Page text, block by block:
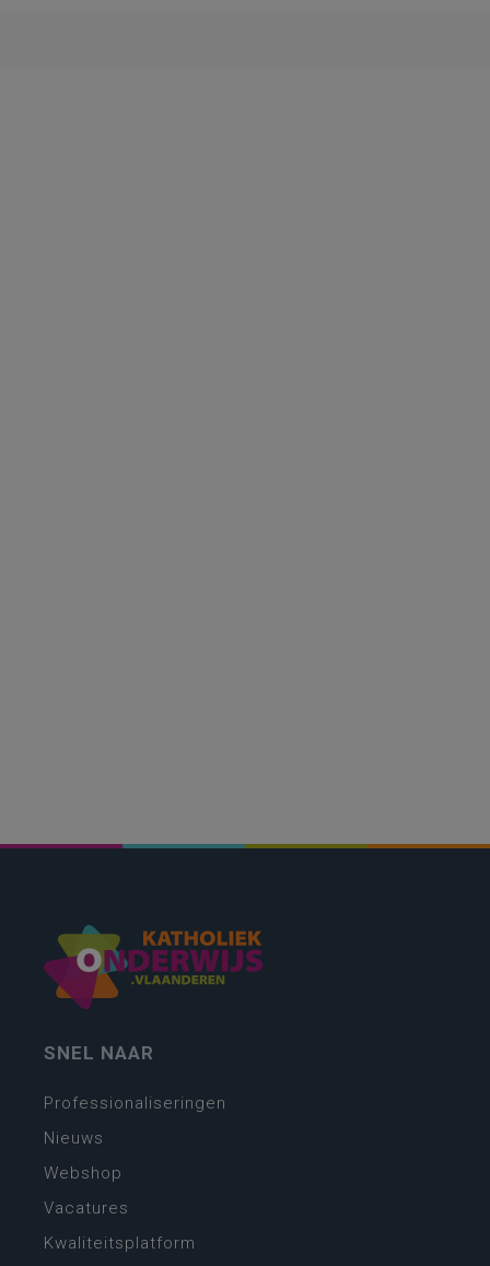
SNEL NAAR
Professionaliseringen
Nieuws
Webshop
Vacatures
Kwaliteitsplatform